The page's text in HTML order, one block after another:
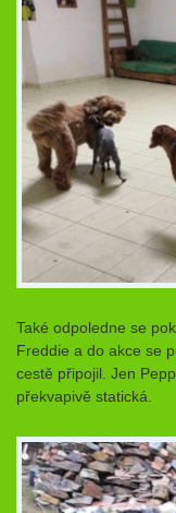
Také odpoledne se
Freddie a do akce se
cestě připojil. Jen
překvapivě statická.